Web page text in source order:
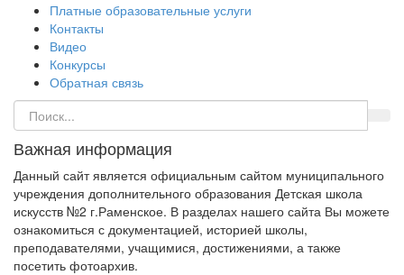
Платные образовательные услуги
Контакты
Видео
Конкурсы
Обратная связь
Важная информация
Данный сайт является официальным сайтом муниципального
учреждения дополнительного образования Детская школа
искусств №2 г.Раменское. В разделах нашего сайта Вы можете
ознакомиться с документацией, историей школы,
преподавателями, учащимися, достижениями, а также
посетить фотоархив.